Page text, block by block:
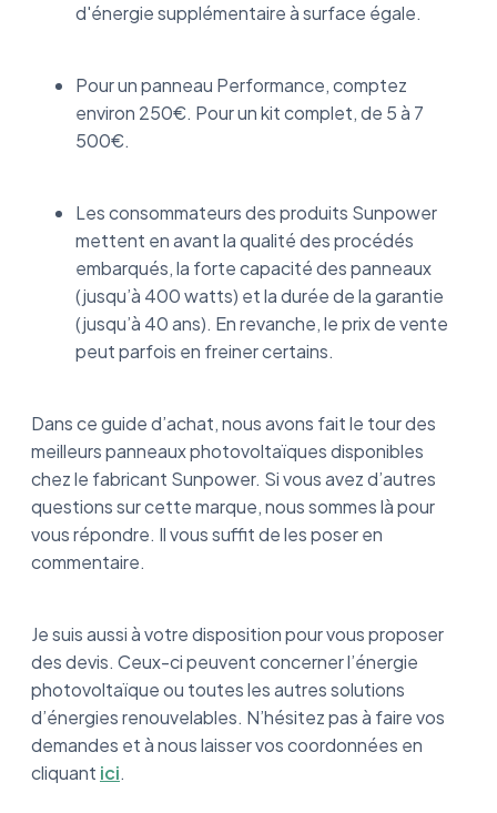
d'énergie supplémentaire à surface égale.
Pour un panneau Performance, comptez
environ 250€. Pour un kit complet, de 5 à 7
500€.
Les consommateurs des produits Sunpower
mettent en avant la qualité des procédés
embarqués, la forte capacité des panneaux
(jusqu’à 400 watts) et la durée de la garantie
(jusqu’à 40 ans). En revanche, le prix de vente
peut parfois en freiner certains.
Dans ce guide d’achat, nous avons fait le tour des
meilleurs panneaux photovoltaïques disponibles
chez le fabricant Sunpower. Si vous avez d’autres
questions sur cette marque, nous sommes là pour
vous répondre. Il vous suffit de les poser en
commentaire.
Je suis aussi à votre disposition pour vous proposer
des devis. Ceux-ci peuvent concerner l’énergie
photovoltaïque ou toutes les autres solutions
d’énergies renouvelables. N’hésitez pas à faire vos
demandes et à nous laisser vos coordonnées en
cliquant ici.